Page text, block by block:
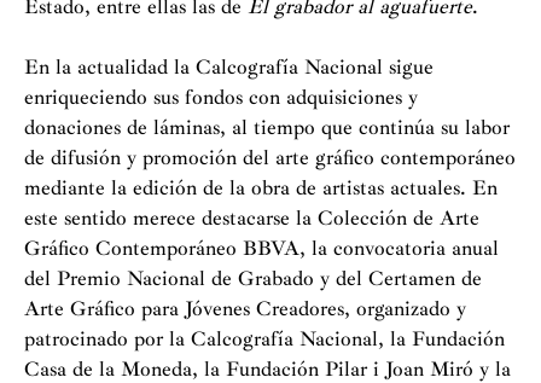
Estado, entre ellas las de El grabador al aguafuerte.
En la actualidad la Calcografía Nacional sigue
enriqueciendo sus fondos con adquisiciones y
donaciones de láminas, al tiempo que continúa su labor
de difusión y promoción del arte gráfico contemporáneo
mediante la edición de la obra de artistas actuales. En
este sentido merece destacarse la Colección de Arte
Gráfico Contemporáneo BBVA, la convocatoria anual
del Premio Nacional de Grabado y del Certamen de
Arte Gráfico para Jóvenes Creadores, organizado y
patrocinado por la Calcografía Nacional, la Fundación
Casa de la Moneda, la Fundación Pilar i Joan Miró y la